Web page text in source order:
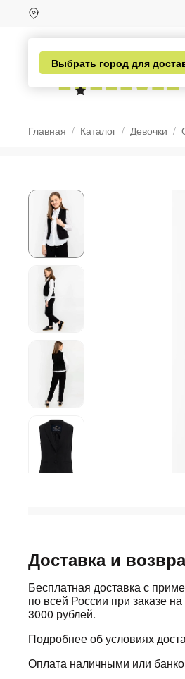
Выбрать город для
Главная Каталог Девочки
Доставка и
Бесплатная доставка с
по всей России при заказе
3000 рублей.
Подробнее об условиях
Оплата наличными или